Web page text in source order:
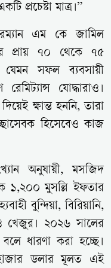
প্রচেষ্টা মাত্র।”
এম কে জামিল
প্রায় ৭০ থেকে ৭৫
যেমন সফল ব্যবসায়ী
যোদ্ধারাও।
ক্ষান্ত হননি, তারা
হিসেবেও কাজ
অনুযায়ী, মসজিদ
১,২০০ মুসল্লি ইফতার
বুন্দিয়া, বিরিয়ানি,
খেজুর। ২০২৬ সালের
ধারণা করা হচ্ছে।
ডলার মূলত এই